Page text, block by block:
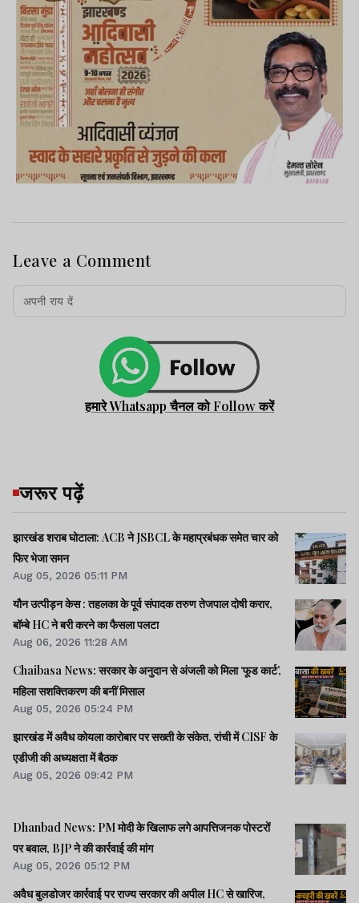
Leave a Comment
हमारे Whatsapp चैनल को Follow करें
जरूर पढ़ें
झारखंड शराब घोटाला: ACB ने JSBCL के महाप्रबंधक समेत चार को
फिर भेजा समन
Aug 05, 2026 05:11 PM
यौन उत्पीड़न केस : तहलका के पूर्व संपादक तरुण तेजपाल दोषी करार,
बॉम्बे HC ने बरी करने का फैसला पलटा
Aug 06, 2026 11:28 AM
Chaibasa News: सरकार के अनुदान से अंजली को मिला ‘फूड कार्ट’,
महिला सशक्तिकरण की बनीं मिसाल
Aug 05, 2026 05:24 PM
झारखंड में अवैध कोयला कारोबार पर सख्ती के संकेत, रांची में CISF के
एडीजी की अध्यक्षता में बैठक
Aug 05, 2026 09:42 PM
Dhanbad News: PM मोदी के खिलाफ लगे आपत्तिजनक पोस्टरों
पर बवाल, BJP ने की कार्रवाई की मांग
Aug 05, 2026 05:12 PM
अवैध बुलडोजर कार्रवाई पर राज्य सरकार की अपील HC से खारिज,